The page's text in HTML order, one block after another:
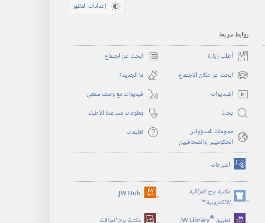
إعدادات المظهر
روابط سريعة
أُطلب زيارة
ابحث عن اجتماع (يفتح
نافذة
جديدة)
ابحث عن مكان الاجتماع (يفتح
نافذة
جديدة)
ما الجديد؟‏
الفيديوات
فيديوات مع وصف سمعي
بحث
معلومات مساعِدة للأطباء
معلومات للمسؤولين
الحكوميين والصحافيين
تعليمات
التبرعات (يفتح
نافذة
جديدة) مكتبة برج المراقبة
الالكترونية™
(يفتح
نافذة
JW Hub (يفتح
جديدة)
تطبيق ®
JW Library مكتبة برج المراقبة